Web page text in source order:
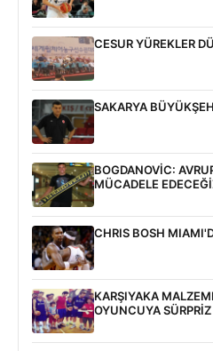
CESUR YÜREKLER
SAKARYA
BOGDANOVİC:
MÜCADELE
CHRIS BOSH
KARŞIYAKA
OYUNCUYA SÜRPRİZ